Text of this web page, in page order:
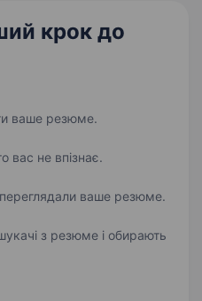
крок до
ваше резюме.
вас не впізнає.
переглядали ваше резюме.
з резюме і обирають